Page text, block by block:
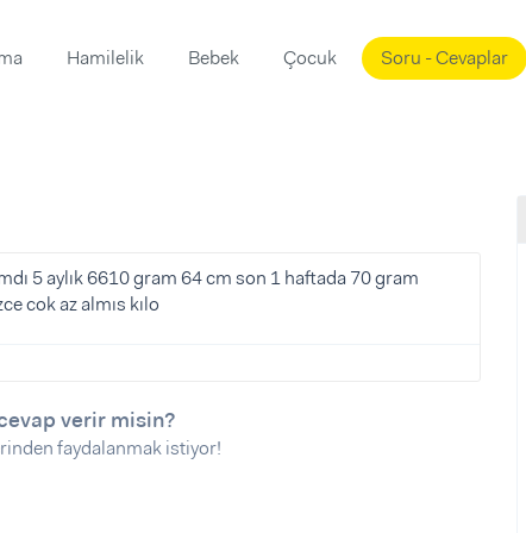
Hamilelik Bebek Çocuk Soru - Cevaplar
5 aylık 6610 gram 64 cm son 1 haftada 70 gram
cok az almıs kılo
verir misin?
faydalanmak istiyor!